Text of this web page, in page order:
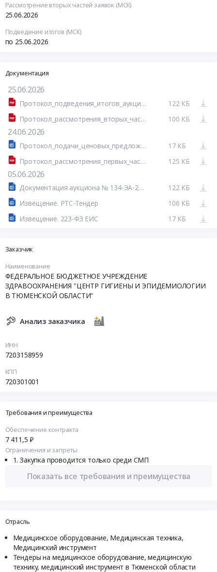
Рассмотрение вторых частей заявок (МСК)
25.06.2026
Подведение итогов (МСК)
по 25.06.2026
Документация
25.06.2026
Протокол_подведения_итогов_аукциона_МСП_(системный).docx_с_данными_эл.подписей.pdf
122 КБ
Протокол_рассмотрения_вторых_частей_заявок_аукциона_1_или_более_рассматривается_1_или_более_допущено_(системный).docx_с_данными_эл.подписей.pdf
100 КБ
24.06.2026
Протокол_подачи_ценовых_предложений_аукциона_(системный).docx
17 КБ
Протокол_рассмотрения_первых_частей_заявок_на_участие_в_аукционе_(допущено_1_или_более)_(системный).docx_с_данными_эл.подписей.pdf
125 КБ
05.06.2026
Документация аукциона № 134-ЭА-223ФЗ.docx
122 КБ
Извещение. РТС-Тендер
106 КБ
Извещение. 223-ФЗ ЕИС
17 КБ
Заказчик
Наименование
ФЕДЕРАЛЬНОЕ БЮДЖЕТНОЕ УЧРЕЖДЕНИЕ
ЗДРАВООХРАНЕНИЯ "ЦЕНТР ГИГИЕНЫ И ЭПИДЕМИОЛОГИИ
В ТЮМЕНСКОЙ ОБЛАСТИ"
Анализ заказчика
ИНН
7203158959
КПП
720301001
Требования и преимущества
Обеспечение контракта
7 411,5 ₽
Ограничения и запреты
Закупка проводится только среди СМП
Показать все требования и преимущества
Отрасль
Медицинское оборудование, Медицинская техника,
Медицинский инструмент
Тендеры на медицинское оборудование, медицинскую
технику, медицинский инструмент в Тюменской области